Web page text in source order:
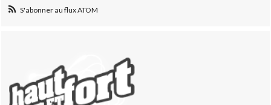
S'abonner au flux ATOM